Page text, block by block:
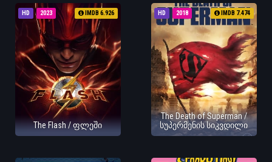
HD 2023 IMDB 6.926
The Flash / ფლეში
HD 2018 IMDB 7.474
The Death of Superman /
სუპერმენის სიკვდილი